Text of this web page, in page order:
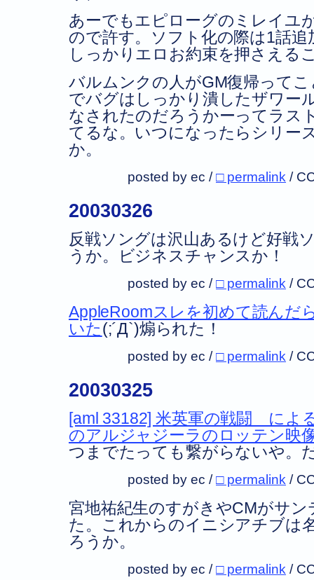
あーでもエピローグのミレイユ
ので許す。ソフト化の際は1話
しっかりエロお約束を押さえる
バルムンクの人がGM復帰って
でバグはしっかり潰したザワー
なされたのだろうかーってラス
てるな。いつになったらシリー
か。
posted by ec /□ permalink /
20030326
反戦ソングは沢山あるけど好戦
うか。ビジネスチャンスか！
posted by ec /□ permalink /
AppleRoomスレを初めて読んだ
いた(;´Д`)煽られた！
posted by ec /□ permalink /
20030325
[aml 33182] 米英軍の戦闘 によ
のアルジャジーラのロッテン映
つまでたっても繋がらないや。
posted by ec /□ permalink /
宮地祐紀生のすがきやCMがサ
た。これからのイニシアチブは
ろうか。
posted by ec /□ permalink /